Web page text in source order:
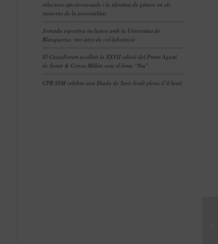
relacions afectivosexuals i la identitat de gènere en els
trastorns de la personalitat
Jornada esportiva inclusiva amb la Universitat de
Blanquerna: tres anys de col·laboració
El CaixaForum acollirà la XXVII edició del Premi Agustí
de Semir & Conxa Millán sota el lema “Niu”
CPB SSM celebra una Diada de Sant Jordi plena d’il·lusió